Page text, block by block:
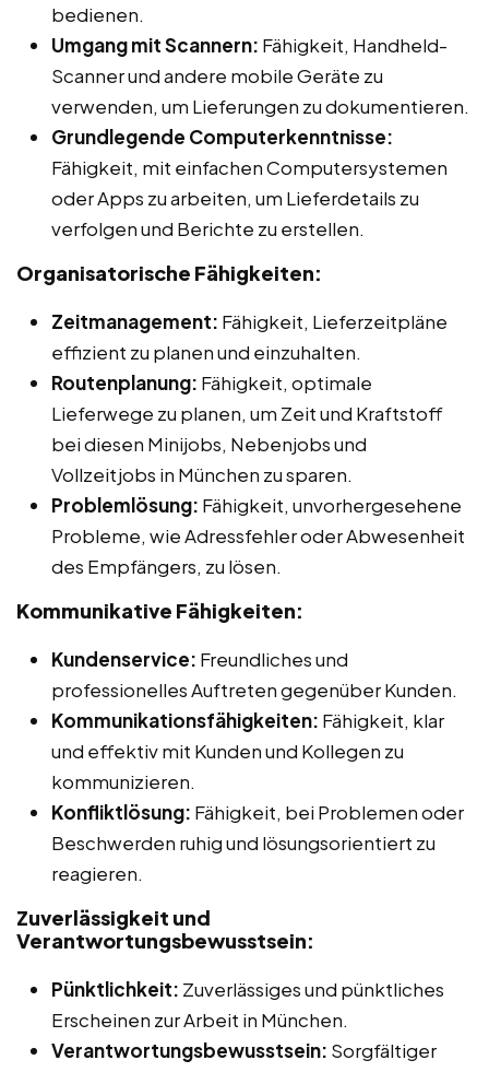
bedienen.
Umgang mit Scannern: Fähigkeit, Handheld-
Scanner und andere mobile Geräte zu
verwenden, um Lieferungen zu dokumentieren.
Grundlegende Computerkenntnisse:
Fähigkeit, mit einfachen Computersystemen
oder Apps zu arbeiten, um Lieferdetails zu
verfolgen und Berichte zu erstellen.
Organisatorische Fähigkeiten:
Zeitmanagement: Fähigkeit, Lieferzeitpläne
effizient zu planen und einzuhalten.
Routenplanung: Fähigkeit, optimale
Lieferwege zu planen, um Zeit und Kraftstoff
bei diesen Minijobs, Nebenjobs und
Vollzeitjobs in München zu sparen.
Problemlösung: Fähigkeit, unvorhergesehene
Probleme, wie Adressfehler oder Abwesenheit
des Empfängers, zu lösen.
Kommunikative Fähigkeiten:
Kundenservice: Freundliches und
professionelles Auftreten gegenüber Kunden.
Kommunikationsfähigkeiten: Fähigkeit, klar
und effektiv mit Kunden und Kollegen zu
kommunizieren.
Konfliktlösung: Fähigkeit, bei Problemen oder
Beschwerden ruhig und lösungsorientiert zu
reagieren.
Zuverlässigkeit und
Verantwortungsbewusstsein:
Pünktlichkeit: Zuverlässiges und pünktliches
Erscheinen zur Arbeit in München.
Verantwortungsbewusstsein: Sorgfältiger